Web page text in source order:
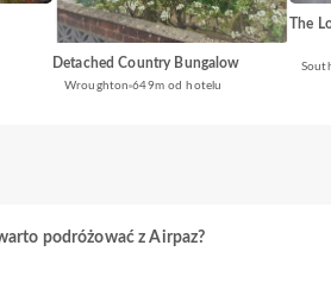
Detached Country Bungalow
Wroughton 649m od hotelu
The
podróżować z Airpaz?